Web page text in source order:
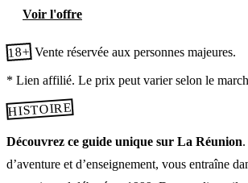
Voir l'offre
18+ Vente réservée aux personnes majeures.
* Lien affilié. Le prix peut varier selon le
HISTOIRE
Découvrez ce guide unique sur La Réunion
d’aventure et d’enseignement, vous entraîne